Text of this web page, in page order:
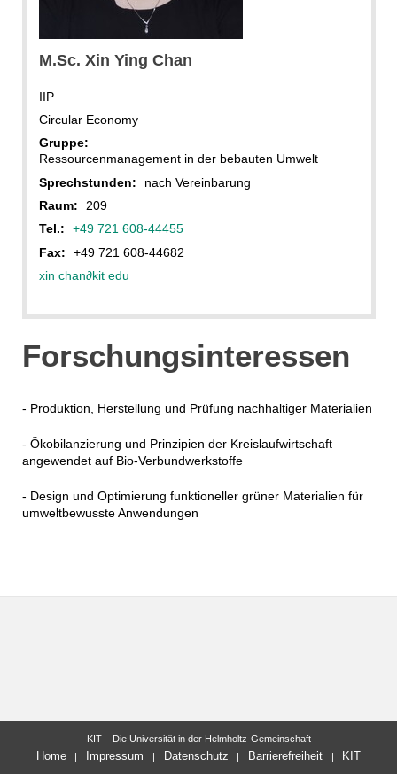
M.Sc. Xin Ying Chan
IIP
Circular Economy
Gruppe:
Ressourcenmanagement in der bebauten Umwelt
Sprechstunden:
nach Vereinbarung
Raum:
209
Tel.:
+49 721 608-44455
Fax:
+49 721 608-44682
xin chan∂kit edu
Forschungsinteressen
- Produktion, Herstellung und Prüfung nachhaltiger Materialien
- Ökobilanzierung und Prinzipien der Kreislaufwirtschaft
angewendet auf Bio-Verbundwerkstoffe
- Design und Optimierung funktioneller grüner Materialien für
umweltbewusste Anwendungen
KIT – Die Universität in der Helmholtz-Gemeinschaft
Home Impressum Datenschutz Barrierefreiheit KIT